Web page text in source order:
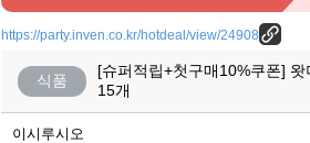
https://party.inven.co.kr/hotdeal/view/24908
식품
[슈퍼적립+첫구매10%쿠폰]
15개
이시루시오